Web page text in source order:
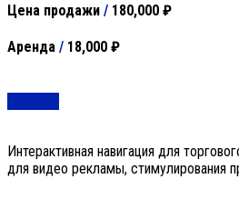
Цена продажи / 180,000 ₽
Аренда / 18,000 ₽
Интерактивная навигация для
для видео рекламы, стимулирования